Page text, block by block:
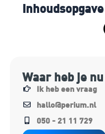
Inhoudsopgave
Waar heb je
Ik heb een vraag
hallo@perium.nl
050 - 21 11 729